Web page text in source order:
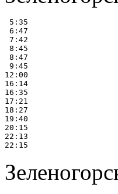
5:35
6:47
7:42
8:45
8:47
9:45
12:00
16:14
16:35
17:21
18:27
19:40
20:15
22:13